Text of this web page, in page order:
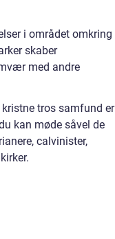
i området omkring
skaber
med andre
tros samfund er
kan møde såvel de
calvinister,